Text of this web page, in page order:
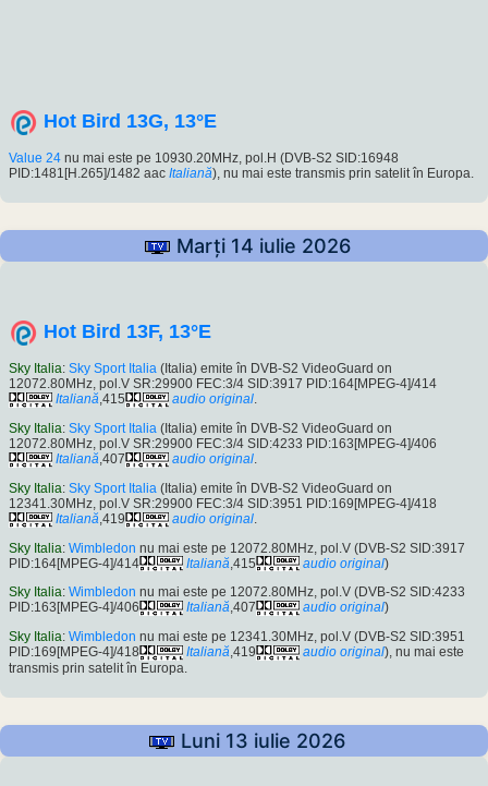
Hot Bird 13G, 13°E
Value 24 nu mai este pe 10930.20MHz, pol.H (DVB-S2 SID:16948
PID:1481[H.265]/1482 aac Italiană), nu mai este transmis prin satelit în Europa.
Marți 14 iulie 2026
Hot Bird 13F, 13°E
Sky Italia: Sky Sport Italia (Italia) emite în DVB-S2 VideoGuard on
12072.80MHz, pol.V SR:29900 FEC:3/4 SID:3917 PID:164[MPEG-4]/414
Italiană,415 audio original.
Sky Italia: Sky Sport Italia (Italia) emite în DVB-S2 VideoGuard on
12072.80MHz, pol.V SR:29900 FEC:3/4 SID:4233 PID:163[MPEG-4]/406
Italiană,407 audio original.
Sky Italia: Sky Sport Italia (Italia) emite în DVB-S2 VideoGuard on
12341.30MHz, pol.V SR:29900 FEC:3/4 SID:3951 PID:169[MPEG-4]/418
Italiană ,419 audio original
Sky Italia: Wimbledon nu mai este pe 12072.80MHz, pol.V (DVB-S2 SID:3917
PID:164[MPEG-4]/414
Italiană ,415 audio original)
Sky Italia: Wimbledon nu mai este pe 12072.80MHz, pol.V (DVB-S2 SID:4233
PID:163[MPEG-4]/406
Italiană,407 audio original)
Sky Italia: Wimbledon nu mai este pe 12341.30MHz, pol.V (DVB-S2 SID:3951
PID:169[MPEG-4]/418
Italiană,419 audio original), nu mai este
transmis prin satelit în Europa.
Luni 13 iulie 2026